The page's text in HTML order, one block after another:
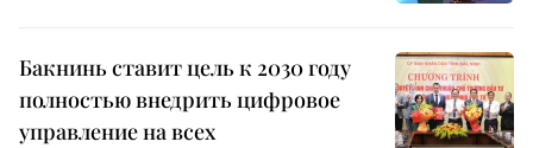
Бакнинь ставит цель к 2030 году
полностью внедрить цифровое
управление на всех